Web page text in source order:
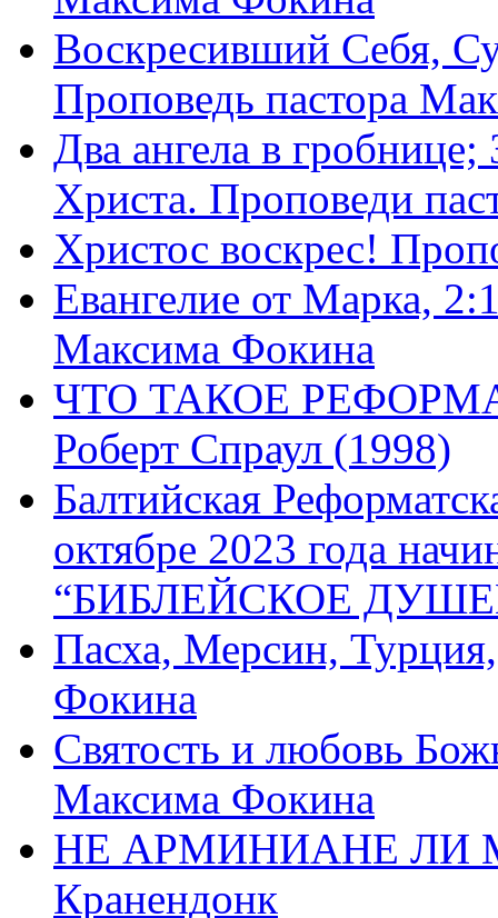
Воскресивший Себя,
Проповедь пастора
Два ангела в
Христа. Проповеди
Христос воскрес!
Евангелие от Марка,
Максима Фокина
ЧТО ТАКОЕ
Роберт Спраул (1998)
Балтийская
октябре 2023 года
“БИБЛЕЙСКОЕ
Пасха, Мерсин,
Фокина
Святость и любовь
Максима Фокина
НЕ АРМИНИАНЕ ЛИ
Кранендонк